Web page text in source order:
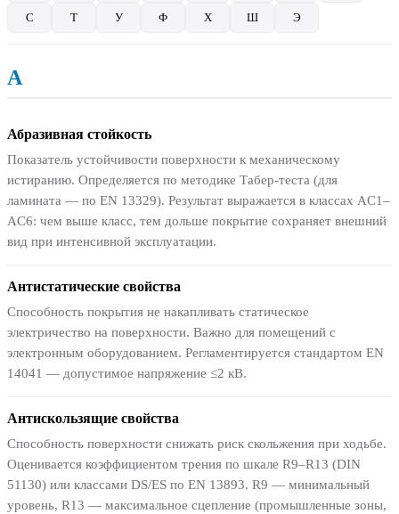
С Т У Ф Х Ш Э
А
Абразивная стойкость
Показатель устойчивости поверхности к механическому
истиранию. Определяется по методике Табер-теста (для
ламината — по EN 13329). Результат выражается в классах AC1–
AC6: чем выше класс, тем дольше покрытие сохраняет внешний
вид при интенсивной эксплуатации.
Антистатические свойства
Способность покрытия не накапливать статическое
электричество на поверхности. Важно для помещений с
электронным оборудованием. Регламентируется стандартом EN
14041 — допустимое напряжение ≤2 кВ.
Антискользящие свойства
Способность поверхности снижать риск скольжения при ходьбе.
Оценивается коэффициентом трения по шкале R9–R13 (DIN
51130) или классами DS/ES по EN 13893. R9 — минимальный
уровень, R13 — максимальное сцепление (промышленные зоны,